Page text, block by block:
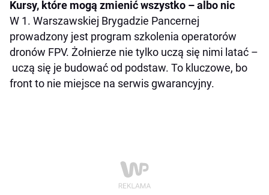
Kursy, które mogą zmienić wszystko – albo nic
W 1. Warszawskiej Brygadzie Pancernej
prowadzony jest program szkolenia operatorów
dronów FPV. Żołnierze nie tylko uczą się nimi latać –
uczą się je budować od podstaw. To kluczowe, bo
front to nie miejsce na serwis gwarancyjny.